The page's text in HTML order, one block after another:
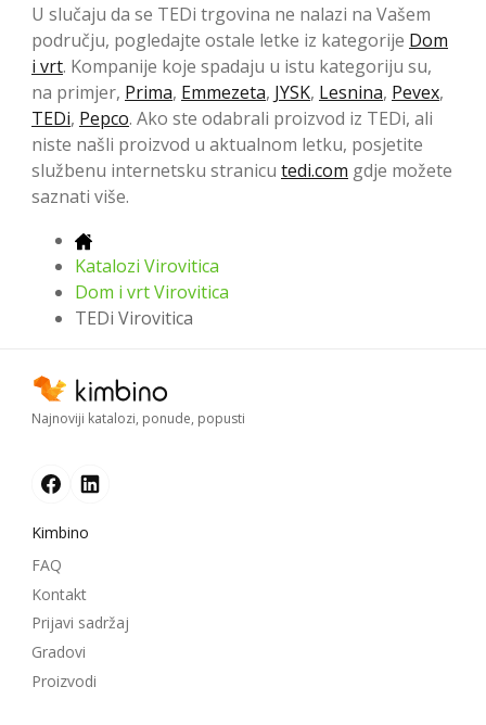
U slučaju da se TEDi trgovina ne nalazi na Vašem
području, pogledajte ostale letke iz kategorije Dom
i vrt. Kompanije koje spadaju u istu kategoriju su,
na primjer, Prima, Emmezeta, JYSK, Lesnina, Pevex,
TEDi, Pepco. Ako ste odabrali proizvod iz TEDi, ali
niste našli proizvod u aktualnom letku, posjetite
službenu internetsku stranicu tedi.com gdje možete
saznati više.
Katalozi Virovitica
Dom i vrt Virovitica
TEDi Virovitica
Najnoviji katalozi, ponude, popusti
Kimbino
FAQ
Kontakt
Prijavi sadržaj
Gradovi
Proizvodi